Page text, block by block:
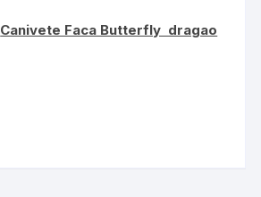
Canivete Faca Butterfly dragao